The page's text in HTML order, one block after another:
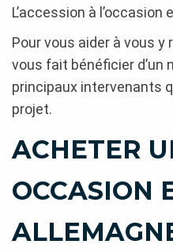
L’accession à l’occasion
Pour vous aider à vous y
vous fait bénéficier d’un
principaux intervenants
projet.
ACHETER
OCCASION